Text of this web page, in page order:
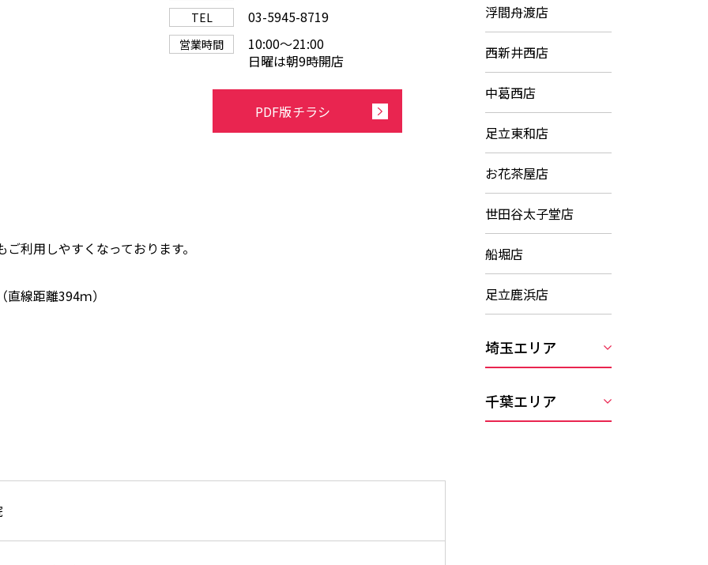
TEL 03-5945-8719
営業時間
10:00〜21:00
日曜は朝9時開店
PDF版チラシ
利用しやすくなっております。
線距離394ｍ）
浮間舟渡店
西新井西店
中葛西店
足立東和店
お花茶屋店
世田谷太子堂店
船堀店
足立鹿浜店
埼玉エリア
千葉エリア